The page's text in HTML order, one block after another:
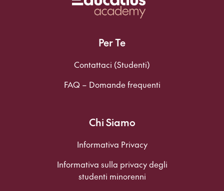
Per Te
Contattaci (Studenti)
FAQ – Domande frequenti
Chi Siamo
Informativa Privacy
Informativa sulla privacy degli
studenti minorenni